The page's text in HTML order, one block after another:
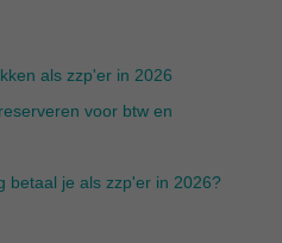
als zzp'er in 2026
voor btw en
betaal je als zzp'er in 2026?